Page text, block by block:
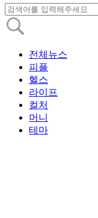
전체뉴스
피플
헬스
라이프
컬처
머니
테마